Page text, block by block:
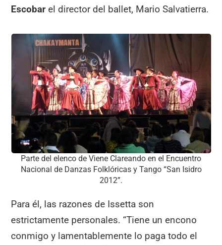
Escobar el director del ballet, Mario Salvatierra.
Parte del elenco de Viene Clareando en el Encuentro
Nacional de Danzas Folklóricas y Tango “San Isidro
2012”.
Para él, las razones de Issetta son
estrictamente personales. “Tiene un encono
conmigo y lamentablemente lo paga todo el